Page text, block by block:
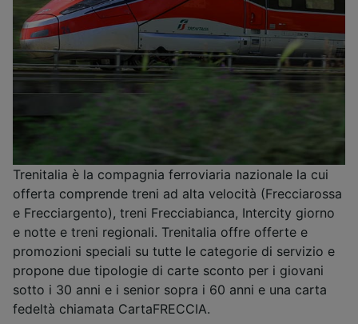
Trenitalia è la compagnia ferroviaria nazionale la cui
offerta comprende treni ad alta velocità (Frecciarossa
e Frecciargento), treni Frecciabianca, Intercity giorno
e notte e treni regionali. Trenitalia offre offerte e
promozioni speciali su tutte le categorie di servizio e
propone due tipologie di carte sconto per i giovani
sotto i 30 anni e i senior sopra i 60 anni e una carta
fedeltà chiamata CartaFRECCIA.